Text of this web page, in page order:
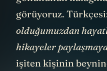
görüyoruz.
olduğumuzdan
hikayeler
işiten kişinin